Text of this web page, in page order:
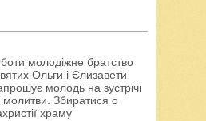
молодіжне братство
Ольги і Єлизавети
молодь на зустрічі
молитви. Збиратися о
храму